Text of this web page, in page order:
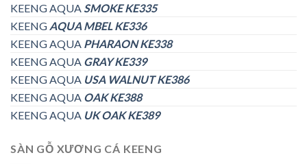
KEENG AQUASMOKE KE335
KEENG AQUA MBEL KE336
KEENG AQUA PHARAON KE338
KEENG AQUA GRAY KE339
KEENG AQUA USA WALNUT KE386
KEENG AQUA OAK KE388
KEENG AQUA UK OAK KE389
SÀN GỖ XƯƠNG CÁ KEENG